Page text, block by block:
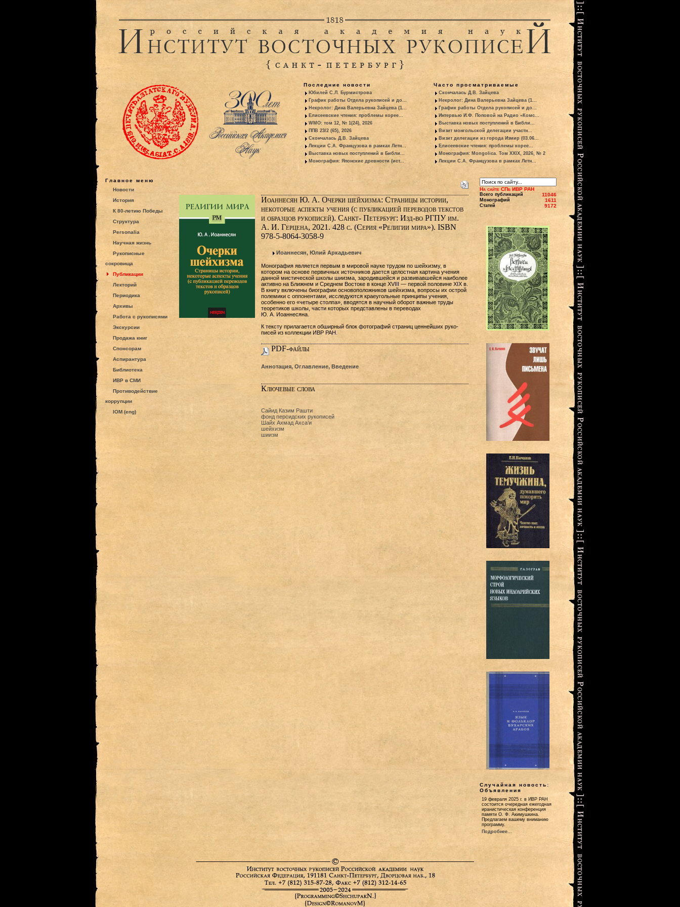
Последние новости
Юбилей С.Л. Бурмистрова
График работы Отдела рукописей и до...
Некролог: Дина Валерьевна Зайцева (1...
Елисеевские чтения: проблемы корее...
WMO: том 12, № 1(24), 2026
ППВ 23/2 (65), 2026
Скончалась Д.В. Зайцева
Лекции С.А. Французова в рамках Летн...
Выставка новых поступлений в Библи...
Монография: Японские древности (ист...
Часто просматриваемые
Скончалась Д.В. Зайцева
Некролог: Дина Валерьевна Зайцева (1...
График работы Отдела рукописей и до...
Интервью И.Ф. Поповой на Радио «Комс...
Выставка новых поступлений в Библи...
Визит монгольской делегации участн...
Визит делегации из города Измир (03.06...
Елисеевские чтения: проблемы корее...
Монография: Mongolica. Том XXIX, 2026, № 2
Лекции С.А. Французова в рамках Летн...
Главное меню
Новости
История
К 80-летию Победы
Структура
Personalia
Научная жизнь
Рукописные
сокровища
Публикации
Лекторий
Периодика
Архивы
Работа с рукописями
Экскурсии
Продажа книг
Спонсорам
Аспирантура
Библиотека
ИВР в СМИ
Противодействие
коррупции
IOM (eng)
Иоаннесян Ю. А. Очерки шейхизма: Страницы истории,
некоторые аспекты учения (с публикацией переводов текстов
и образцов рукописей). Санкт- Петербург: Изд-во РГПУ им.
А. И. Герцена, 2021. 428 с. (Серия «Религии мира»). ISBN
978-5-8064-3058-9
Иоаннесян, Юлий Аркадьевич
Монография является первым в мировой науке трудом по шейхизму, в
котором на основе первичных источников дается целостная картина учения
данной мистической школы шиизма, зародившейся и развивавшейся наиболее
активно на Ближнем и Среднем Востоке в конце XVIII — первой половине XIX в.
В книгу включены биографии основоположников шейхизма, вопросы их острой
полемики с оппонентами, исследуются краеугольные принципы учения,
особенно его «четыре столпа», вводятся в научный оборот важные труды
теоретиков школы, части которых представлены в переводах
Ю. А. Иоаннесяна.
К тексту прилагается обширный блок фотографий страниц ценнейших руко-
писей из коллекции ИВР РАН.
PDF-файлы
Аннотация, Оглавление, Введение
Ключевые слова
Сайид Казим Рашти
фонд персидских рукописей
Шайх Ахмад Ахса’и
шейхизм
шиизм
На сайте СПб ИВР РАН
Всего публикаций 11046
Монографий 1611
Статей 9172
Случайная новость:
Объявления
19 февраля 2025 г. в ИВР РАН
состоится очередная ежегодная
иранистическая конференция
памяти О. Ф. Акимушкина.
Предлагаем вашему вниманию
программу.
Подробнее...